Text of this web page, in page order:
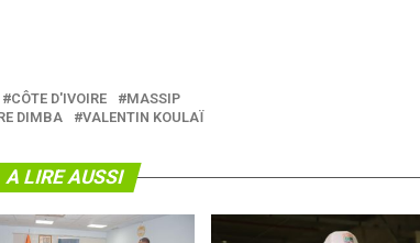
CÔTE D'IVOIRE
MASSIP
DIMBA VALENTIN KOULAÏ
A LIRE AUSSI